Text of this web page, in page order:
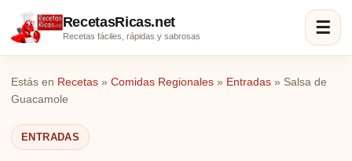
RecetasRicas.net
Recetas fáciles, rápidas y sabrosas ☰
Estás en Recetas » Comidas Regionales » Entradas » Salsa de
Guacamole
ENTRADAS